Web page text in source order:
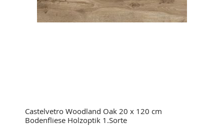
Castelvetro Woodland Oak 20 x 120 cm
Bodenfliese Holzoptik 1.Sorte